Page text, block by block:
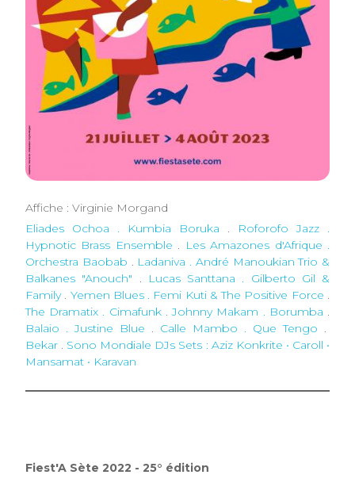
Affiche : Virginie Morgand
Eliades Ochoa . Kumbia Boruka .
Roforofo Jazz .
Hypnotic Brass Ensemble . Les Amazones d'Afrique .
Orchestra Baobab . Ladaniva . André Manoukian Trio &
Balkanes "Anouch" .
Lucas Santtana . Gilberto Gil &
Family. Yemen Blues . Femi Kuti & The Positive Force .
The Dramatix . Cimafunk.Johnny Makam . Borumba .
Balaio . Justine Blue . Calle Mambo . Que Tengo .
Bekar . Sono Mondiale DJs Sets : Aziz Konkrite • Caroll •
Mansamat • Karavan
Fiest'A Sète 2022 - 25° édition